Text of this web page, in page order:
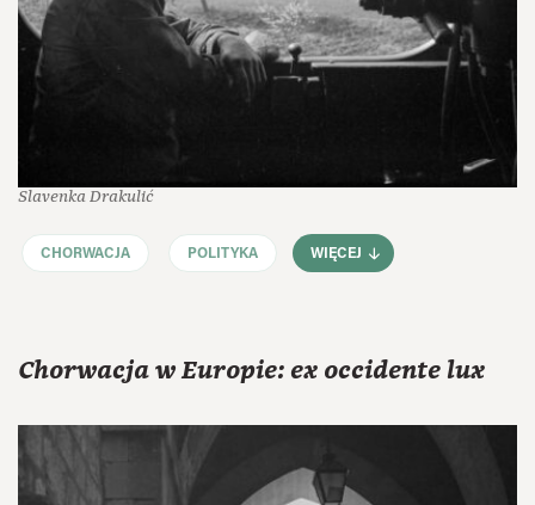
Slavenka Drakulić
CHORWACJA POLITYKA WIĘCEJ
Chorwacja w Europie: ex occidente lux